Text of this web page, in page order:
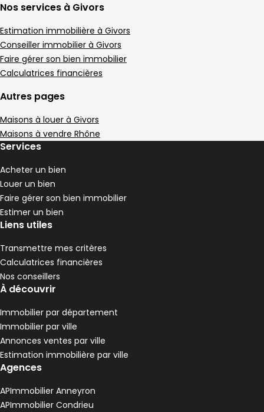
Givors - 69700
Maison • 5 pièces • 149 m²
DPE :
C 4 chambres
145 m² 5 pièces Loire-sur-Rhône
Aller à l'image
Aller à l'image
Aller à l'image
Aller à l'image
Aller à l'image
415 000 €
Loire-sur-Rhône - 69700
Maison • 5 pièces • 145 m²
DPE : 3 chambres
Nos services à Givors
Estimation immobilière à Givors
Conseiller immobilier à Givors
Faire gérer son bien immobilier
Calculatrices financières
Autres pages
Maisons à louer à Givors
Maisons à vendre Rhône
Services
Acheter un bien
Louer un bien
Faire gérer son bien immobilier
Estimer un bien
Liens utiles
Transmettre mes critères
Calculatrices financières
Nos conseillers
À découvrir
Immobilier par département
Immobilier par ville
Annonces ventes par ville
Estimation immobilière par ville
Agences
APImmobilier Anneyron
APImmobilier Condrieu